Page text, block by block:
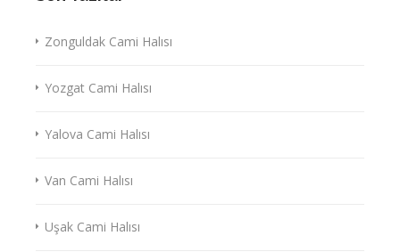
Zonguldak Cami Halısı
Yozgat Cami Halısı
Yalova Cami Halısı
Van Cami Halısı
Uşak Cami Halısı